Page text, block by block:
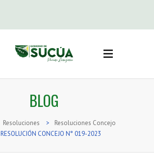
inmuebles(19)
BLOG
Resoluciones >
Resoluciones Concejo
RESOLUCIÓN CONCEJO N° 019-2023